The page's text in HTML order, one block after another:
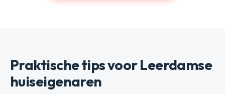
Praktische tips voor Leerdamse
huiseigenaren